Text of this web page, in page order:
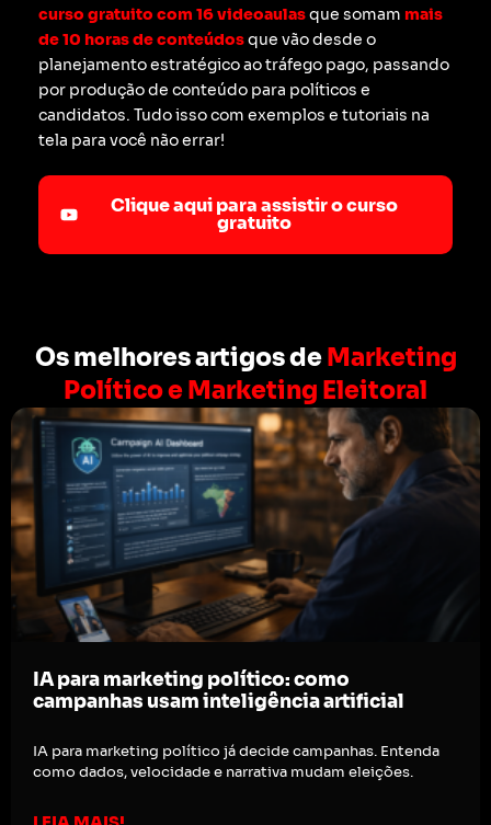
curso gratuito com 16 videoaulasque somam mais
de 10 horas de conteúdosque vão desde o
planejamento estratégico ao tráfego pago, passando
por produção de conteúdo para políticos e
candidatos. Tudo isso com exemplos e tutoriais na
tela para você não errar!
Clique aqui para assistir o curso
gratuito
Os melhores artigos deMarketing
Político e Marketing Eleitoral
IA para marketing político: como
campanhas usam inteligência artificial
IA para marketing político já decide campanhas. Entenda
como dados, velocidade e narrativa mudam eleições.